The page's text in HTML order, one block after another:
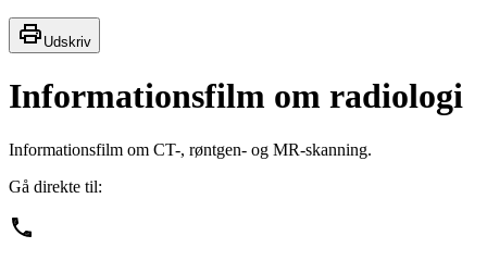
Udskriv
Informationsfilm om radiologi
Informationsfilm om CT-, røntgen- og MR-skanning.
Gå direkte til: